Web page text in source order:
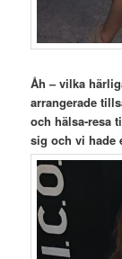
Åh – vilka
arrangerade
ochhälsa-resa
sig och vi hade